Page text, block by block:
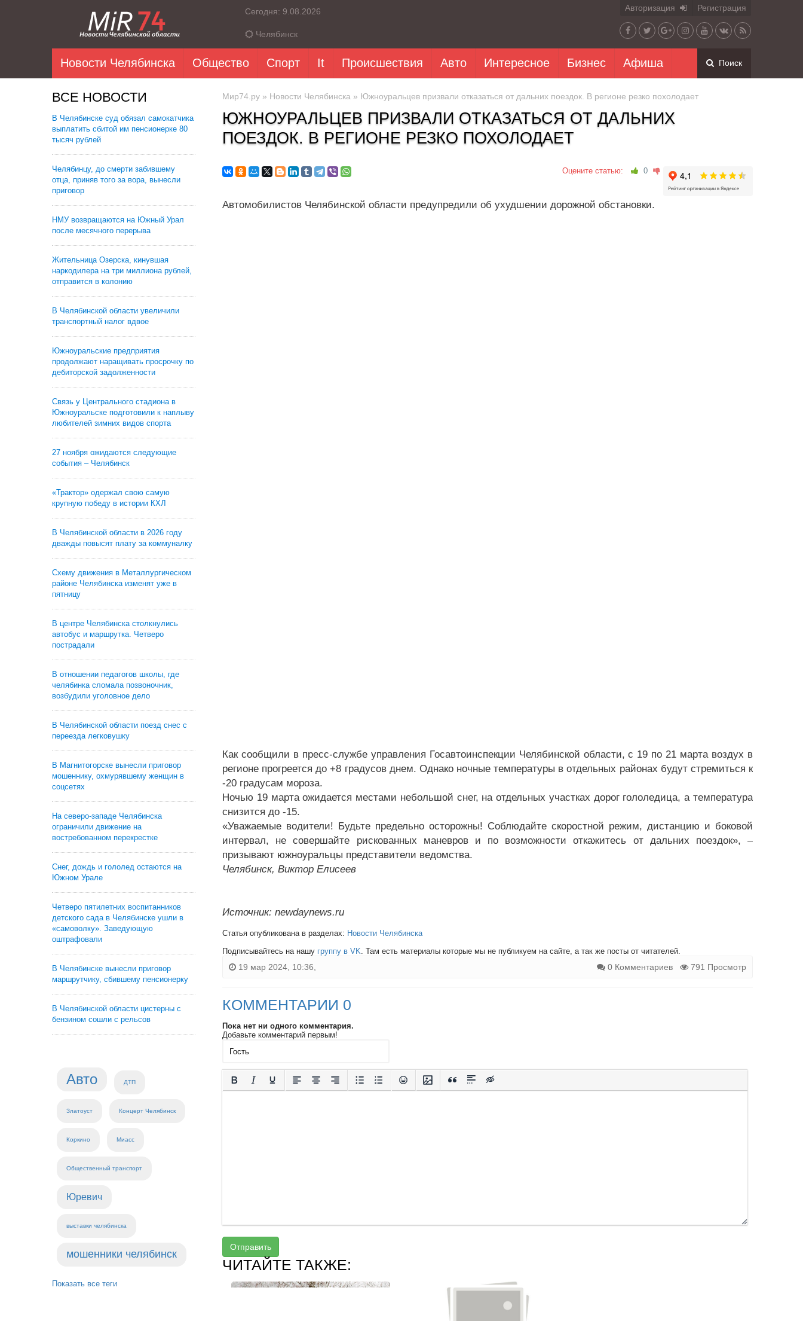
Сегодня: 9.08.2026
Челябинск
Авторизация Регистрация
Новости Челябинска Общество Спорт It Происшествия Авто Интересное Бизнес Афиша Поиск
ВСЕ НОВОСТИ
В Челябинске суд обязал самокатчика
выплатить сбитой им пенсионерке 80
тысяч рублей
Челябинцу, до смерти забившему
отца, приняв того за вора, вынесли
приговор
НМУ возвращаются на Южный Урал
после месячного перерыва
Жительница Озерска, кинувшая
наркодилера на три миллиона рублей,
отправится в колонию
В Челябинской области увеличили
транспортный налог вдвое
Южноуральские предприятия
продолжают наращивать просрочку по
дебиторской задолженности
Связь у Центрального стадиона в
Южноуральске подготовили к наплыву
любителей зимних видов спорта
27 ноября ожидаются следующие
события – Челябинск
«Трактор» одержал свою самую
крупную победу в истории КХЛ
В Челябинской области в 2026 году
дважды повысят плату за коммуналку
Схему движения в Металлургическом
районе Челябинска изменят уже в
пятницу
В центре Челябинска столкнулись
автобус и маршрутка. Четверо
пострадали
В отношении педагогов школы, где
челябинка сломала позвоночник,
возбудили уголовное дело
В Челябинской области поезд снес с
переезда легковушку
В Магнитогорске вынесли приговор
мошеннику, охмурявшему женщин в
соцсетях
На северо-западе Челябинска
ограничили движение на
востребованном перекрестке
Снег, дождь и гололед остаются на
Южном Урале
Четверо пятилетних воспитанников
детского сада в Челябинске ушли в
«самоволку». Заведующую
оштрафовали
В Челябинске вынесли приговор
маршрутчику, сбившему пенсионерку
В Челябинской области цистерны с
бензином сошли с рельсов
Авто ДТП
Златоуст Концерт Челябинск
Коркино Миасс
Общественный транспорт
Юревич
выставки челябинска
мошенники челябинск
Показать все теги
Мир74.ру » Новости Челябинска » Южноуральцев призвали отказаться от дальних поездок. В регионе резко похолодает
ЮЖНОУРАЛЬЦЕВ ПРИЗВАЛИ ОТКАЗАТЬСЯ ОТ ДАЛЬНИХ
ПОЕЗДОК. В РЕГИОНЕ РЕЗКО ПОХОЛОДАЕТ
Оцените статью: 0
Автомобилистов Челябинской области предупредили об ухудшении дорожной обстановки.
Как сообщили в пресс-службе управления Госавтоинспекции Челябинской области, с 19 по 21 марта воздух в
регионе прогреется до +8 градусов днем. Однако ночные температуры в отдельных районах будут стремиться к
-20 градусам мороза.
Ночью 19 марта ожидается местами небольшой снег, на отдельных участках дорог гололедица, а температура
снизится до -15.
«Уважаемые водители! Будьте предельно осторожны! Соблюдайте скоростной режим, дистанцию и боковой
интервал, не совершайте рискованных маневров и по возможности откажитесь от дальних поездок», –
призывают южноуральцы представители ведомства.
Челябинск, Виктор Елисеев
Источник: newdaynews.ru
Статья опубликована в разделах: Новости Челябинска
Подписывайтесь на нашу группу в VK. Там есть материалы которые мы не публикуем на сайте, а так же посты от читателей.
19 мар 2024, 10:36, 0 Комментариев 791 Просмотр
КОММЕНТАРИИ 0
Пока нет ни одного комментария.
Добавьте комментарий первым!
Отправить
ЧИТАЙТЕ ТАКЖЕ: